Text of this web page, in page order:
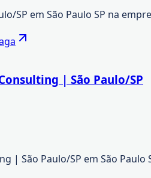
SP em São Paulo SP na
| São Paulo/SP
| São Paulo/SP em São Paulo